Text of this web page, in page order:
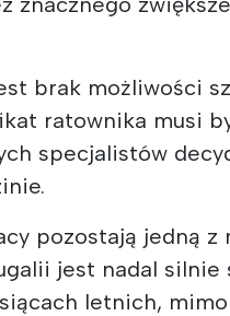
brak możliwości
ratownika musi
specjalistów
pozostają jedną z
jest nadal silnie
letnich,